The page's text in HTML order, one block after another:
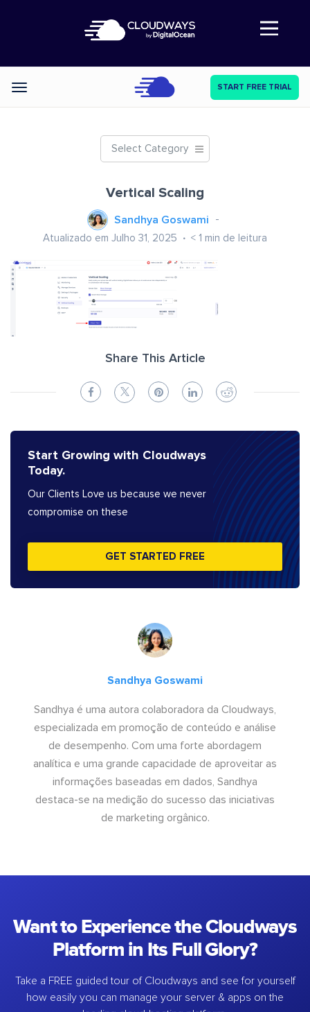
Abre a navegação
Categories START FREE TRIAL
Select Category
Vertical Scaling
Sandhya Goswami
Atualizado em Julho 31, 2025 < 1 min de leitura
Share This Article
Start Growing with Cloudways
Today.
Our Clients Love us because we never
compromise on these
GET STARTED FREE
Sandhya Goswami
Sandhya é uma autora colaboradora da Cloudways,
especializada em promoção de conteúdo e análise
de desempenho. Com uma forte abordagem
analítica e uma grande capacidade de aproveitar as
informações baseadas em dados, Sandhya
destaca-se na medição do sucesso das iniciativas
de marketing orgânico.
Want to Experience the Cloudways
Platform in Its Full Glory?
Take a FREE guided tour of Cloudways and see for yourself
how easily you can manage your server & apps on the